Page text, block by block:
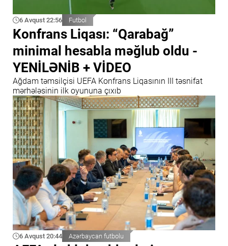
6 Avqust 22:56 Futbol
Konfrans Liqası: “Qarabağ”
minimal hesabla məğlub oldu -
YENİLƏNİB + VİDEO
Ağdam təmsilçisi UEFA Konfrans Liqasının III təsnifat
mərhələsinin ilk oyununa çıxıb
6 Avqust 20:44 Azərbaycan futbolu